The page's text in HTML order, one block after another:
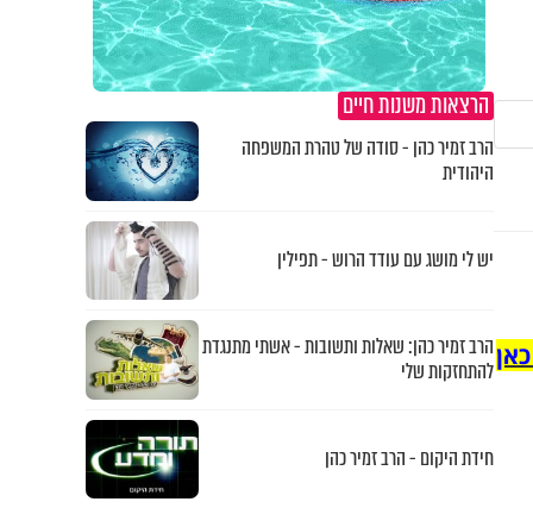
הרצאות משנות חיים
הרב זמיר כהן - סודה של טהרת המשפחה
היהודית
יש לי מושג עם עודד הרוש - תפילין
הרב זמיר כהן: שאלות ותשובות - אשתי מתנגדת
להתחזקות שלי
חידת היקום - הרב זמיר כהן